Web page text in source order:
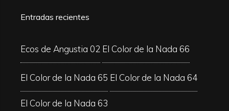
Entradas recientes
Ecos de Angustia 02 El Color de la Nada 66
El Color de la Nada 65 El Color de la Nada 64
El Color de la Nada 63